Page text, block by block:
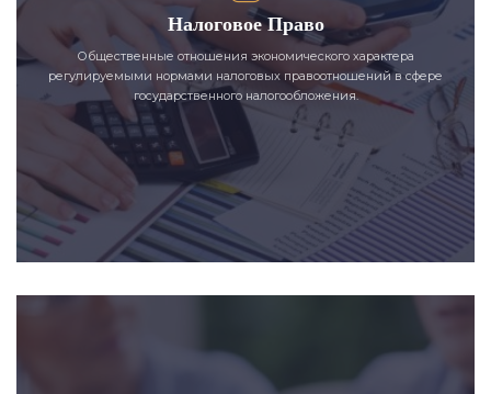
Налоговое Право
Общественные отношения экономического характера
регулируемыми нормами налоговых правоотношений в сфере
государственного налогообложения.